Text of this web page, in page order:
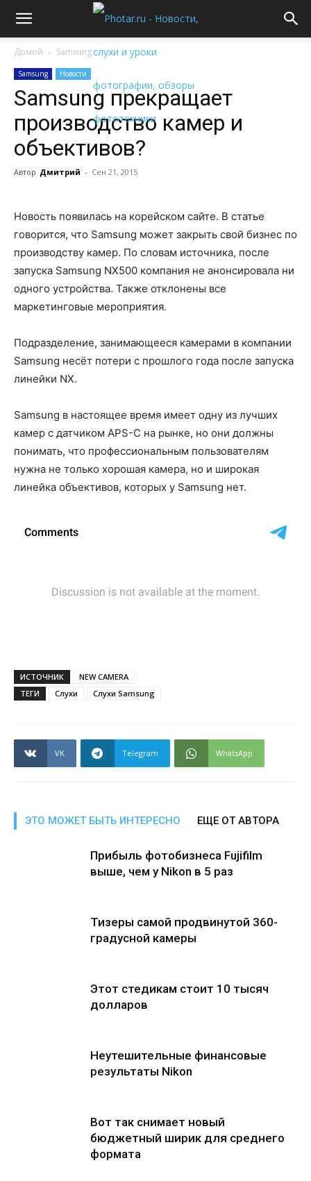
Домой Samsung
Samsung Новости
Samsung прекращает
производство камер и
объективов?
Автор Дмитрий - Сен 21, 2015
Новость появилась на корейском сайте. В статье
говорится, что Samsung может закрыть свой бизнес по
производству камер. По словам источника, после
запуска Samsung NX500 компания не анонсировала ни
одного устройства. Также отклонены все
маркетинговые мероприятия.
Подразделение, занимающееся камерами в компании
Samsung несёт потери с прошлого года после запуска
линейки NX.
Samsung в настоящее время имеет одну из лучших
камер с датчиком APS-C на рынке, но они должны
понимать, что профессиональным пользователям
нужна не только хорошая камера, но и широкая
линейка объективов, которых у Samsung нет.
ИСТОЧНИК
NEW CAMERA
ТЕГИ
Слухи Слухи Samsung
VK Telegram WhatsApp
ЭТО МОЖЕТ БЫТЬ ИНТЕРЕСНО ЕЩЕ ОТ АВТОРА
Прибыль фотобизнеса Fujifilm
выше, чем у Nikon в 5 раз
Тизеры самой продвинутой 360-
градусной камеры
Этот стедикам стоит 10 тысяч
долларов
Неутешительные финансовые
результаты Nikon
Вот так снимает новый
бюджетный ширик для среднего
формата